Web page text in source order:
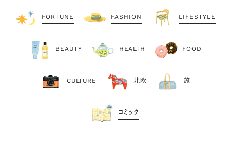
FORTUNE FASHION LIFESTYLE
BEAUTY HEALTH FOOD
CULTURE 北欧 旅
コミック